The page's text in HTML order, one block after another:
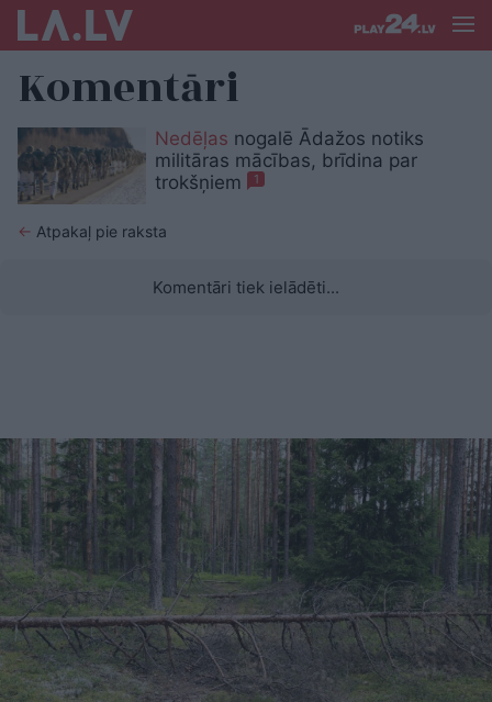
Komentāri
Nedēļas nogalē Ādažos notiks
militāras mācības, brīdina par
trokšņiem
1
← Atpakaļ pie raksta
Komentāri tiek ielādēti...